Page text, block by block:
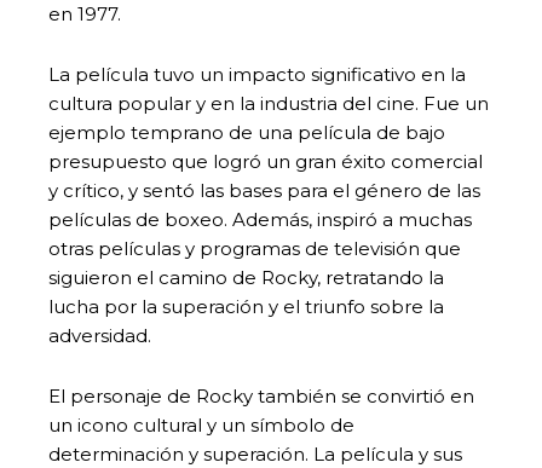
en 1977.
La película tuvo un impacto significativo en la
cultura popular y en la industria del cine. Fue un
ejemplo temprano de una película de bajo
presupuesto que logró un gran éxito comercial
y crítico, y sentó las bases para el género de las
películas de boxeo. Además, inspiró a muchas
otras películas y programas de televisión que
siguieron el camino de Rocky, retratando la
lucha por la superación y el triunfo sobre la
adversidad.
El personaje de Rocky también se convirtió en
un icono cultural y un símbolo de
determinación y superación. La película y sus